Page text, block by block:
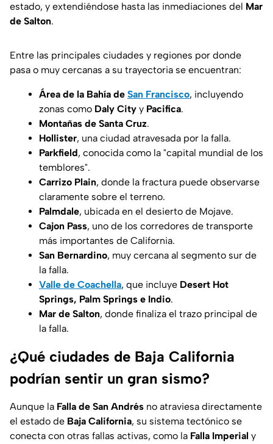
estado, y extendiéndose hasta las inmediaciones del Mar
de Salton.
Entre las principales ciudades y regiones por donde
pasa o muy cercanas a su trayectoria se encuentran:
Área de la Bahía de San Francisco, incluyendo
zonas como Daly City y Pacifica.
Montañas de Santa Cruz.
Hollister, una ciudad atravesada por la falla.
Parkfield, conocida como la "capital mundial de los
temblores".
Carrizo Plain, donde la fractura puede observarse
claramente sobre el terreno.
Palmdale, ubicada en el desierto de Mojave.
Cajon Pass, uno de los corredores de transporte
más importantes de California.
San Bernardino, muy cercana al segmento sur de
la falla.
Valle de Coachella, que incluye Desert Hot
Springs, Palm Springs e Indio.
Mar de Salton, donde finaliza el trazo principal de
la falla.
¿Qué ciudades de Baja California
podrían sentir un gran sismo?
Aunque la Falla de San Andrés no atraviesa directamente
el estado de Baja California, su sistema tectónico se
conecta con otras fallas activas, como la Falla Imperial y